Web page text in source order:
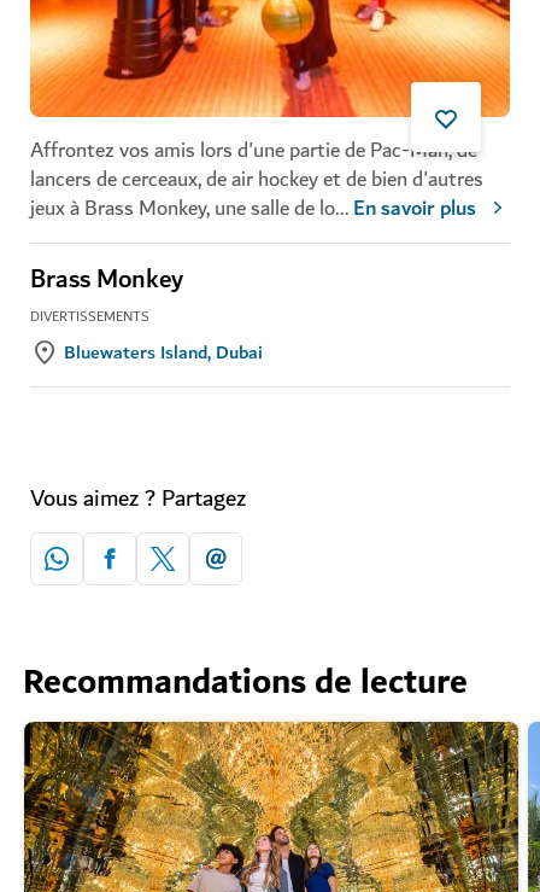
Affrontez vos amis lors d'une partie de Pac-Man, de
lancers de cerceaux, de air hockey et de bien d'autres
jeux à Brass Monkey, une salle de lo...En savoir plus
Brass Monkey
DIVERTISSEMENTS
Bluewaters Island, Dubai
Vous aimez ? Partagez
Recommandations de lecture